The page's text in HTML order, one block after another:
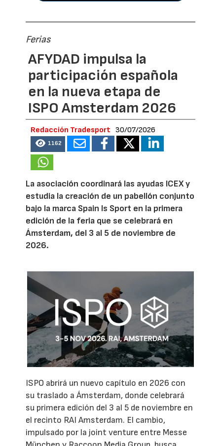
Ferias
AFYDAD impulsa la
participación española
en la nueva etapa de
ISPO Amsterdam 2026
Redacción Tradesport 30/07/2026
1162
La asociación coordinará las ayudas ICEX y
estudia la creación de un pabellón conjunto
bajo la marca Spain Is Sport en la primera
edición de la feria que se celebrará en
Ámsterdam, del 3 al 5 de noviembre de
2026.
ISPO abrirá un nuevo capítulo en 2026 con
su traslado a Ámsterdam, donde celebrará
su primera edición del 3 al 5 de noviembre en
el recinto RAI Amsterdam. El cambio,
impulsado por la joint venture entre Messe